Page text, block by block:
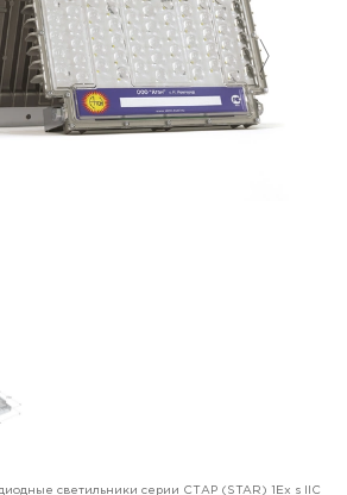
светильники серии СТАР (STAR) 1Ex s IIC